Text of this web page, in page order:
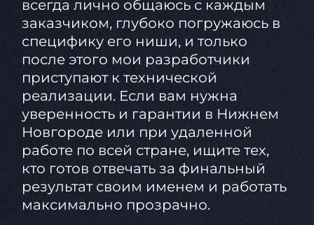
всегда лично общаюсь с каждым
заказчиком, глубоко погружаюсь в
специфику его ниши, и только
после этого мои разработчики
приступают к технической
реализации. Если вам нужна
уверенность и гарантии в Нижнем
Новгороде или при удаленной
работе по всей стране, ищите тех,
кто готов отвечать за финальный
результат своим именем и работать
максимально прозрачно.